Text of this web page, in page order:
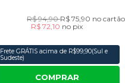
R$ 94,90R$ 75,90 no cartão
R$ 72,10 no pix
Frete GRÁTIS acima de R$99,90(Sul e
Sudeste)
COMPRAR